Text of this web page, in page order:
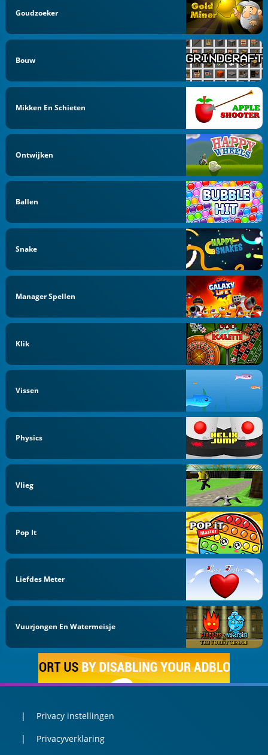
Goudzoeker
Bouw
Mikken En Schieten
Ontwijken
Ballen
Snake
Manager Spellen
Klik
Vissen
Physics
Vlieg
Pop It
Liefdes Meter
Vuurjongen En Watermeisje
Privacy instellingen
Privacyverklaring